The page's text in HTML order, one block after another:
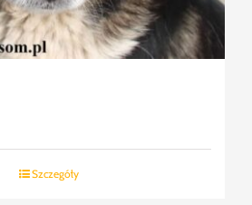
Szczegóły